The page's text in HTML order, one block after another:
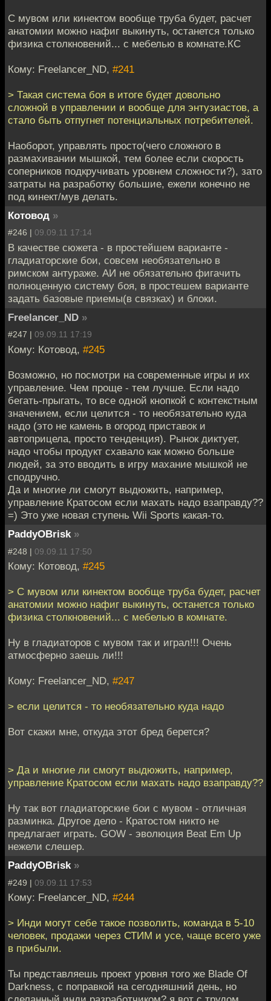
С мувом или кинектом вообще труба будет, расчет
анатомии можно нафиг выкинуть, останется только
физика столкновений... с мебелью в комнате.КС
Кому: Freelancer_ND, #241
> Такая система боя в итоге будет довольно
сложной в управлении и вообще для энтузиастов, а
стало быть отпугнет потенциальных потребителей.
Наоборот, управлять просто(чего сложного в
размахивании мышкой, тем более если скорость
соперников подкручивать уровнем сложности?), зато
затраты на разработку большие, ежели конечно не
под кинект/мув делать.
Котовод »
#246 | 09.09.11 17:14
В качестве сюжета - в простейшем варианте -
гладиаторские бои, совсем необязательно в
римском антураже. АИ не обязательно фигачить
полноценную систему боя, в простешем варианте
задать базовые приемы(в связках) и блоки.
Freelancer_ND »
#247 | 09.09.11 17:19
Кому: Котовод, #245
Возможно, но посмотри на современные игры и их
управление. Чем проще - тем лучше. Если надо
бегать-прыгать, то все одной кнопкой с контекстным
значением, если целится - то необязательно куда
надо (это не камень в огород приставок и
автоприцела, просто тенденция). Рынок диктует,
надо чтобы продукт схавало как можно больше
людей, за это вводить в игру махание мышкой не
сподручно.
Да и многие ли смогут выдюжить, например,
управление Кратосом если махать надо взаправду??
=) Это уже новая ступень Wii Sports какая-то.
PaddyOBrisk »
#248 | 09.09.11 17:50
Кому: Котовод, #245
> С мувом или кинектом вообще труба будет, расчет
анатомии можно нафиг выкинуть, останется только
физика столкновений... с мебелью в комнате.
Ну в гладиаторов с мувом так и играл!!! Очень
атмосферно заешь ли!!!
Кому: Freelancer_ND, #247
> если целится - то необязательно куда надо
Вот скажи мне, откуда этот бред берется?
> Да и многие ли смогут выдюжить, например,
управление Кратосом если махать надо взаправду??
Ну так вот гладиаторские бои с мувом - отличная
разминка. Другое дело - Кратостом никто не
предлагает играть. GOW - эволюция Beat Em Up
нежели слешер.
PaddyOBrisk »
#249 | 09.09.11 17:53
Кому: Freelancer_ND, #244
> Инди могут себе такое позволить, команда в 5-10
человек, продажи через СТИМ и усе, чаще всего уже
в прибыли.
Ты представляешь проект уровня того же Blade Of
Darkness, с поправкой на сегодняшний день, но